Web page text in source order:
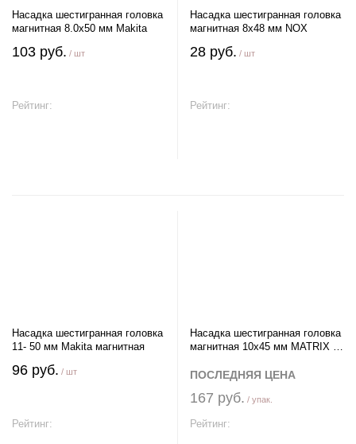
Насадка шестигранная головка
магнитная 8.0х50 мм Makita
103 руб. / шт
Рейтинг:
Насадка шестигранная головка
магнитная 8х48 мм NOX
28 руб. / шт
Рейтинг:
Насадка шестигранная головка
11- 50 мм Makita магнитная
96 руб. / шт
Рейтинг:
Насадка шестигранная головка
магнитная 10х45 мм MATRIX (2
ПОСЛЕДНЯЯ ЦЕНА
167 руб. / упак.
Рейтинг: